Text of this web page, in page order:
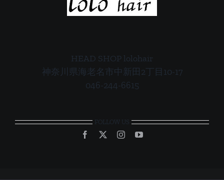
HEAD SHOP lolohair
神奈川県海老名市中新田2丁目10-17
046-244-6615
FOLLOW US